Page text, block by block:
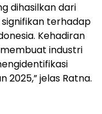
dihasilkan dari
terhadap
Kehadiran
industri
jelas Ratna.